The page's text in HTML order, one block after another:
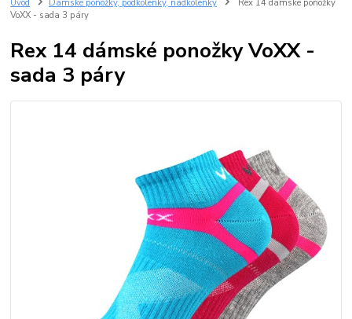
Úvod Dámské ponožky, podkolenky, nadkolenky
Rex 14 dámské ponožky
VoXX - sada 3 páry
Rex 14 dámské ponožky VoXX -
sada 3 páry